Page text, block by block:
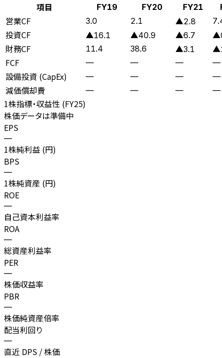
項目
FY19 FY20 FY21
営業CF 3.0 2.1 ▲2.8
投資CF ▲16.1 ▲40.9 ▲6.7
財務CF 11.4 38.6 ▲3.1
FCF — — — —
設備投資 (CapEx) — — — —
減価償却費 — — — —
1株指標・収益性 (FY25)
株価データは準備中
EPS
—
1株純利益 (円)
BPS
—
1株純資産 (円)
ROE
—
自己資本利益率
ROA
—
総資産利益率
PER
—
株価収益率
PBR
—
株価純資産倍率
配当利回り
—
直近 DPS / 株価